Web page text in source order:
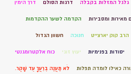
גלגל המזלות בקבלה דרגות הסולם דרך הימין
מאירות ומסבירות הקדמה לשער ההקדמות
הרב קוק יארצייט חנוכה חשוון הגדול
יסודות בפנימיות יעוץ זוגי כוח אלקטרומגנטי
כאילו לומדה תפלות לֹא תַעֲנֶה בְרֵעֲךָ עֵד שָׁקֶר.